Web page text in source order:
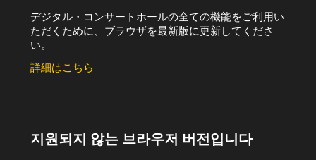
デジタル・コンサートホールの全ての機能をご利用い
ただくために、ブラウザを最新版に更新してくださ
い。
詳細はこちら
지원되지 않는 브라우저 버전입니다